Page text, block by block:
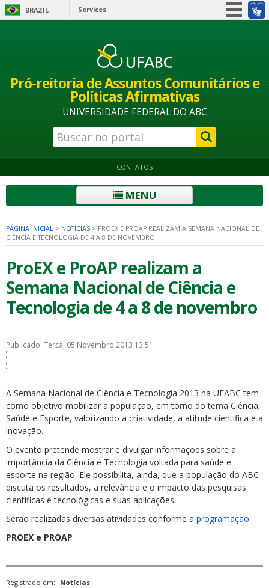
BRAZIL Services
Information access
Legislation
Information channels
Pró-reitoria de Assuntos Comunitários e
Políticas Afirmativas
UNIVERSIDADE FEDERAL DO ABC
CONTATOS
MENU
PÁGINA INICIAL > NOTÍCIAS > PROEX E PROAP REALIZAM A SEMANA NACIONAL DE
CIÊNCIA E TECNOLOGIA DE 4 A 8 DE NOVEMBRO
ProEX e ProAP realizam a
Semana Nacional de Ciência e
Tecnologia de 4 a 8 de novembro
Publicado: Terça, 05 Novembro 2013 13:51
A Semana Nacional de Ciência e Tecnologia 2013 na UFABC tem
como objetivo mobilizar a população, em torno do tema Ciência,
Saúde e Esporte, valorizando a criatividade, a atitude cientifica e a
inovação.
O evento pretende mostrar e divulgar informações sobre a
importância da Ciência e Tecnologia voltada para saúde e
esporte na região. Ele possibilita, ainda, que a população do ABC
discuta os resultados, a relevância e o impacto das pesquisas
científicas e tecnológicas e suas aplicações.
Serão realizadas diversas atividades conforme a programação.
PROEX e PROAP
Registrado em: Notícias